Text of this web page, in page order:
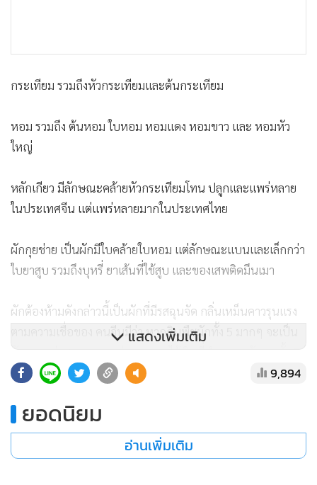
กระเทียม รวมถึงหัวกระเทียมและต้นกระเทียม
หอม รวมถึง ต้นหอม ใบหอม หอมแดง หอมขาว และ หอมหัว
ใหญ่
หลักเกียว มีลักษณะคล้ายหัวกระเทียมโทน ปลูกและแพร่หลาย
ในประเทศจีน แต่แพร่หลายมากในประเทศไทย
ผักกุยช่าย เป็นผักมีใบคล้ายใบหอม แต่ลักษณะแบนและเล็กกว่า
ใบยาสูบ รวมถึงบุหรี่ ยาเส้นที่ใช้สูบ และของเสพติดมึนเมา
ผักต้องห้ามดังกล่าวนี้เป็นผักที่มีรสฉุนจัด กลิ่นเหม็นคาวรุนแรง
ตามความเชื่อของ คนจีนมีว่า หากกินพืชผักทั้ง 5 มากๆ จะเป็น
อันตรายต่อสุขภาพของร่างกาย จะได้พิษที่ทำลาย พลังธาตุทั้ง 5
ในร่างกาย เป็นมูลเหตุให้อวัยวะหลักสำคัญภายในทั้ง 5 ทำงานไม่
กระเทียมจะทำลายธาตุไฟ คือทำให้หัวใจทำงานผิดปกติ
หัวหอมทำลายธาตุน้ำ คือทำลายไต
แสดงเพิ่มเติม
9,894
ยอดนิยม
อ่านเพิ่มเติม